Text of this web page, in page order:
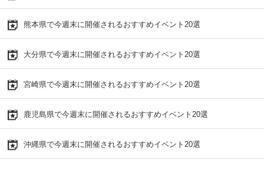
熊本県で今週末に開催されるおすすめイベント20選
大分県で今週末に開催されるおすすめイベント20選
宮崎県で今週末に開催されるおすすめイベント20選
鹿児島県で今週末に開催されるおすすめイベント20選
沖縄県で今週末に開催されるおすすめイベント20選